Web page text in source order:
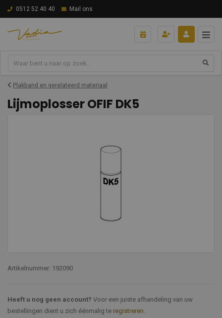
0512 52 40 40 Mail ons
Plakband en gerelateerd materiaal
Lijmoplosser OFIF DK5
Artikelnummer: 192090
Heeft u nog geen account? Voor een juiste afhandeling van uw
bestellingen dient u zich éénmalig te registreren.